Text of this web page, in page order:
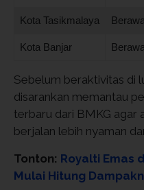
Kota Tasikmalaya
Kota Banjar
Sebelum beraktivitas di
disarankan memantau
terbaru dari BMKG agar
berjalan lebih nyaman
Tonton: Royalti Emas
Mulai Hitung